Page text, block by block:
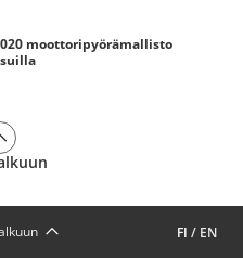
moottoripyörämallisto
FI / EN